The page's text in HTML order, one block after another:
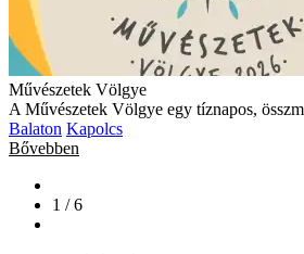
Művészetek Völgye
A Művészetek Völgye egy tíznapos,
Balaton Kapolcs
Bővebben
1 / 6